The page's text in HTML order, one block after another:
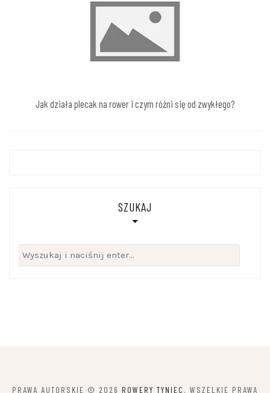
Jak działa plecak na rower i czym różni się od zwykłego?
SZUKAJ
Szukaj:
PRAWA AUTORSKIE © 2026 ROWERY TYNIEC . WSZELKIE PRAWA